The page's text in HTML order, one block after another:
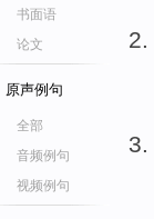
书面语
论文
原声例句
全部
音频例句
视频例句